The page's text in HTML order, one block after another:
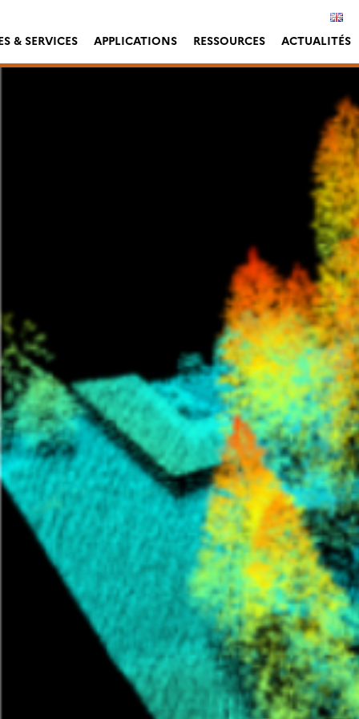
& SERVICES APPLICATIONS RESSOURCES ACTUALITÉS